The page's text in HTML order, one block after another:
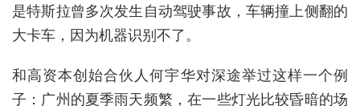
是特斯拉曾多次发生自动驾驶事故，车辆撞上侧翻的
大卡车，因为机器识别不了。
和高资本创始合伙人何宇华对深途举过这样一个例
子：广州的夏季雨天频繁，在一些灯光比较昏暗的场